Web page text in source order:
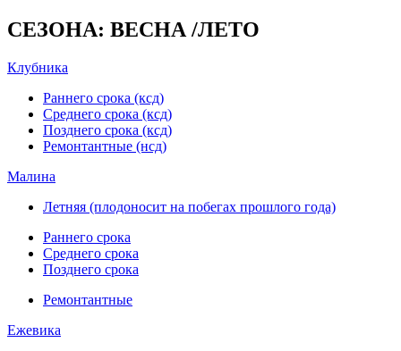
СЕЗОНА: ВЕСНА /ЛЕТО
Клубника
Раннего срока (ксд)
Среднего срока (ксд)
Позднего срока (ксд)
Ремонтантные (нсд)
Малина
Летняя (плодоносит на побегах прошлого года)
Раннего срока
Среднего срока
Позднего срока
Ремонтантные
Ежевика